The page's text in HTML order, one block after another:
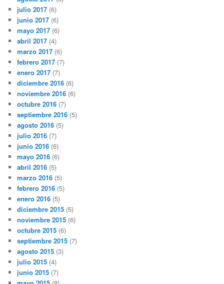
julio 2017 (6)
junio 2017 (6)
mayo 2017 (6)
abril 2017 (4)
marzo 2017 (6)
febrero 2017 (7)
enero 2017 (7)
diciembre 2016 (6)
noviembre 2016 (6)
octubre 2016 (7)
septiembre 2016 (5)
agosto 2016 (5)
julio 2016 (7)
junio 2016 (6)
mayo 2016 (6)
abril 2016 (5)
marzo 2016 (5)
febrero 2016 (5)
enero 2016 (5)
diciembre 2015 (5)
noviembre 2015 (6)
octubre 2015 (6)
septiembre 2015 (7)
agosto 2015 (3)
julio 2015 (4)
junio 2015 (7)